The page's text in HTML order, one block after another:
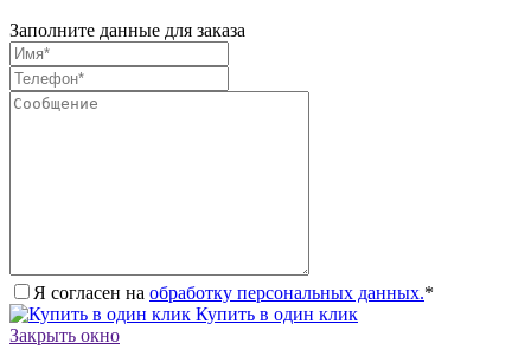
Заполните данные для заказа
Я согласен на обработку персональных данных.*
Купить в один клик
Закрыть окно